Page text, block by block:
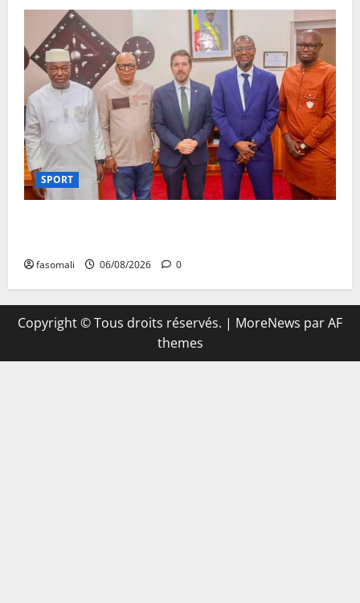
SPORT
fasomali 06/08/2026 0
Copyright © Tous droits réservés. | MoreNews par AF
themes